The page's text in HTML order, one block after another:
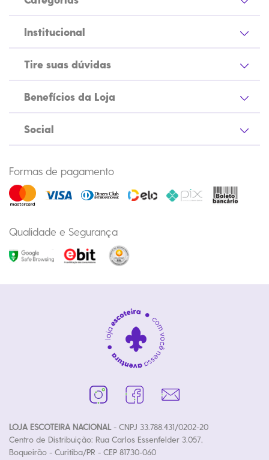
Institucional
Tire suas dúvidas
Benefícios da Loja
Social
Formas de pagamento
Qualidade e Segurança
LOJA ESCOTEIRA NACIONAL- CNPJ 33.788.431/0202-20
Centro de Distribuição: Rua Carlos Essenfelder 3.057,
Boqueirão - Curitiba/PR - CEP 81730-060